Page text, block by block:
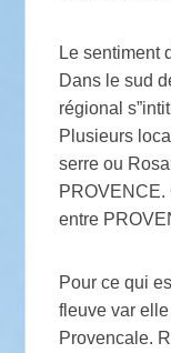
Le sentiment
Dans le sud
régional
Plusieurs
serre ou
PROVENCE.
entre
Pour ce qui
fleuve var
Provencale.